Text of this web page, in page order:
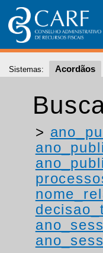
Sistemas: Acordãos
>